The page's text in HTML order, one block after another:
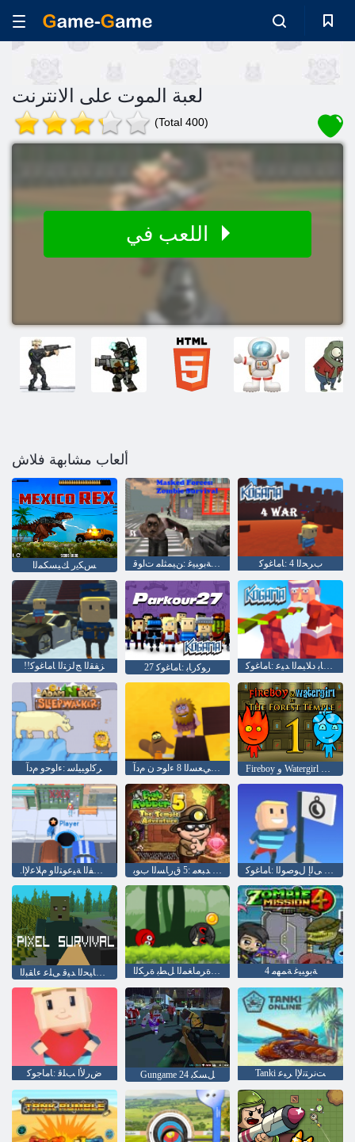
لعبة الموت على الانترنت
(Total 400)
ألعاب مشابهة فلاش
ﺲﻜﻳﺭ ﻚﻴﺴﻜﻤﻟﺍ ﺓﺎﻴﺤﻟﺍ ﺪﻴﻗ ﻰﻠﻋ ءﺎﻘﺒﻟﺍ ﺔﺑﻮﺒﻴﻏ :ﻦﻴﻤﺜﻠﻣ ﺕﺍﻮﻗ ﺏﺮﺤﻟﺍ 4 :ﺎﻣﺎﻏﻮﻛ
!!ﺰﻔﻘﻟﺍ ﺞﻟﺰﺘﻟﺍ ﺎﻣﺎﻏﻮﻛ 27 ﺭﻮﻛﺭﺎﺑ :ﺎﻣﺎﻏﻮﻛ ﺭﻮﻛﺭﺎﺑ ﺩﻼ ﻴﻤﻟﺍ ﺪﻴﻋ :ﺎﻣﺎﻏﻮﻛ
ﺮﻛﺍﻮﺒﻴﻠﺳ :ءﺍﻮﺣﻭ ﻡﺩﺁ ﺐﺤﻟﺍ ﻲﻌﺴﻟﺍ 8 ءﺍﻮﺣ ﻥ ﻡﺩﺁ Fireboy ﻭ Watergirl 1: ﺔﺑﺎﻐﻟﺍ ﺪﺒﻌﻣ
.ﺓﻮﺠﻔﻟﺍ ﺔﻴﻋﻮﺘﻟﺍﻭ ﻡﻼ ﻋﻹ ﺍ ﺓﺮﻣﺎﻐﻤﻟﺍ ﺪﺒﻌﻣ :5 ﻕﺭﺎﺴﻟﺍ ﺏﻮﺑ ﻢﻠﻌﻟﺍ ﻰﻟﺇ ﻝﻮﺻﻮﻟﺍ :ﺎﻣﺎﻏﻮﻛ
ﺮﻤﺣﻷ ﺍ ﺪﺗﺮﺗ ﺓﺮﻜﻟﺍ :ﺓﺮﻣﺎﻐﻤﻟﺍ ﻞﻄﺑ ﺓﺮﻜﻟﺍ 4 ﺔﺑﻮﺒﻴﻏ ﺔﻤﻬﻣ
ﺽﺭﻷ ﺍ ﺐﻠﻗ :ﺎﻣﺎﺟﻮﻛ Gungame 24 ﻞﺴﻜﺑ Tanki ﺖﻧﺮﺘﻧﻹ ﺍ ﺮﺒﻋ